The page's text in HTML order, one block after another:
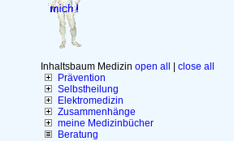
Inhaltsbaum Medizin open all
close all
Prävention
Selbstheilung
Elektromedizin
Zusammenhänge
meine Medizinbücher
Beratung